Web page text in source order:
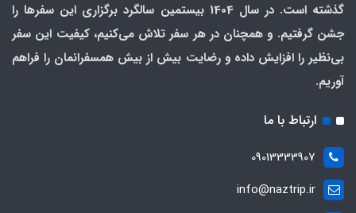
گذشته است. در سال 1404 بیستمین سالگرد برگزاری این سفرها را
جشن گرفتیم. و همچنان در هر سفر تلاش می‌کنیم، کیفیت این سفر
بی‌نظیر را افزایش داده و رضایت بیش از بیش همسفرانمان را فراهم
آوریم.
ارتباط با ما
09013333907
info@naztrip.ir